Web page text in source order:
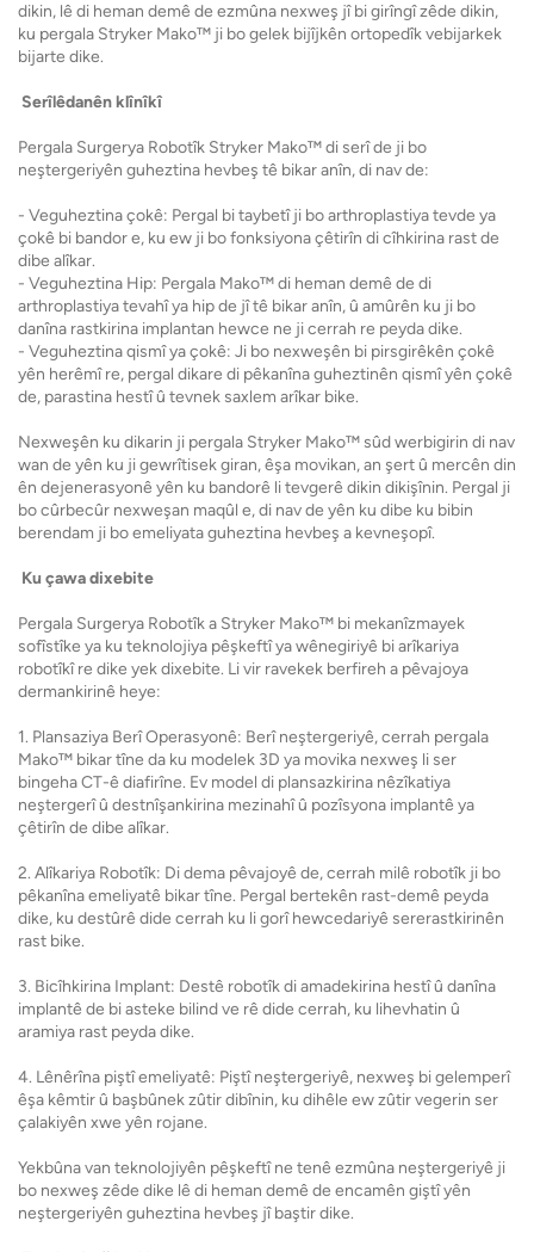
dikin, lê di heman demê de ezmûna nexweş jî bi girîngî zêde dikin,
ku pergala Stryker Mako™ ji bo gelek bijîjkên ortopedîk vebijarkek
bijarte dike.
Serîlêdanên klînîkî
Pergala Surgerya Robotîk Stryker Mako™ di serî de ji bo
neştergeriyên guheztina hevbeş tê bikar anîn, di nav de:
- Veguheztina çokê: Pergal bi taybetî ji bo arthroplastiya tevde ya
çokê bi bandor e, ku ew ji bo fonksiyona çêtirîn di cîhkirina rast de
dibe alîkar.
- Veguheztina Hip: Pergala Mako™ di heman demê de di
arthroplastiya tevahî ya hip de jî tê bikar anîn, û amûrên ku ji bo
danîna rastkirina implantan hewce ne ji cerrah re peyda dike.
- Veguheztina qismî ya çokê: Ji bo nexweşên bi pirsgirêkên çokê
yên herêmî re, pergal dikare di pêkanîna guheztinên qismî yên çokê
de, parastina hestî û tevnek saxlem arîkar bike.
Nexweşên ku dikarin ji pergala Stryker Mako™ sûd werbigirin di nav
wan de yên ku ji gewrîtisek giran, êşa movikan, an şert û mercên din
ên dejenerasyonê yên ku bandorê li tevgerê dikin dikişînin. Pergal ji
bo cûrbecûr nexweşan maqûl e, di nav de yên ku dibe ku bibin
berendam ji bo emeliyata guheztina hevbeş a kevneşopî.
Ku çawa dixebite
Pergala Surgerya Robotîk a Stryker Mako™ bi mekanîzmayek
sofîstîke ya ku teknolojiya pêşkeftî ya wênegiriyê bi arîkariya
robotîkî re dike yek dixebite. Li vir ravekek berfireh a pêvajoya
dermankirinê heye:
1. Plansaziya Berî Operasyonê: Berî neştergeriyê, cerrah pergala
Mako™ bikar tîne da ku modelek 3D ya movika nexweş li ser
bingeha CT-ê diafirîne. Ev model di plansazkirina nêzîkatiya
neştergerî û destnîşankirina mezinahî û pozîsyona implantê ya
çêtirîn de dibe alîkar.
2. Alîkariya Robotîk: Di dema pêvajoyê de, cerrah milê robotîk ji bo
pêkanîna emeliyatê bikar tîne. Pergal bertekên rast-demê peyda
dike, ku destûrê dide cerrah ku li gorî hewcedariyê sererastkirinên
rast bike.
3. Bicîhkirina Implant: Destê robotîk di amadekirina hestî û danîna
implantê de bi asteke bilind ve rê dide cerrah, ku lihevhatin û
aramiya rast peyda dike.
4. Lênêrîna piştî emeliyatê: Piştî neştergeriyê, nexweş bi gelemperî
êşa kêmtir û başbûnek zûtir dibînin, ku dihêle ew zûtir vegerin ser
çalakiyên xwe yên rojane.
Yekbûna van teknolojiyên pêşkeftî ne tenê ezmûna neştergeriyê ji
bo nexweş zêde dike lê di heman demê de encamên giştî yên
neştergeriyên guheztina hevbeş jî baştir dike.